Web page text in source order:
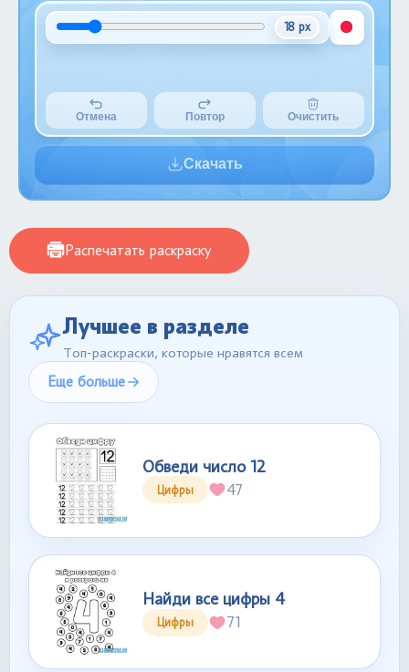
18 px
Отмена Повтор Очистить
Скачать
Распечатать раскраску
Лучшее в разделе
Топ-раскраски, которые нравятся всем
Еще больше
Обведи число 12
Цифры 47
Найди все цифры 4
Цифры 71